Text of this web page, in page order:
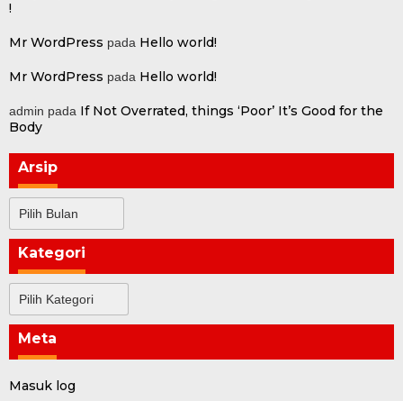
!
Mr WordPress pada Hello world!
Mr WordPress pada Hello world!
admin pada If Not Overrated, things ‘Poor’ It’s Good for the
Body
Arsip
Kategori
Meta
Masuk log